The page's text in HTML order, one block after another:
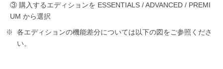
③ 購入するエディションを ESSENTIALS / ADVANCED / PREMI
UM から選択
各エディションの機能差分については以下の図をご参照くださ
い。